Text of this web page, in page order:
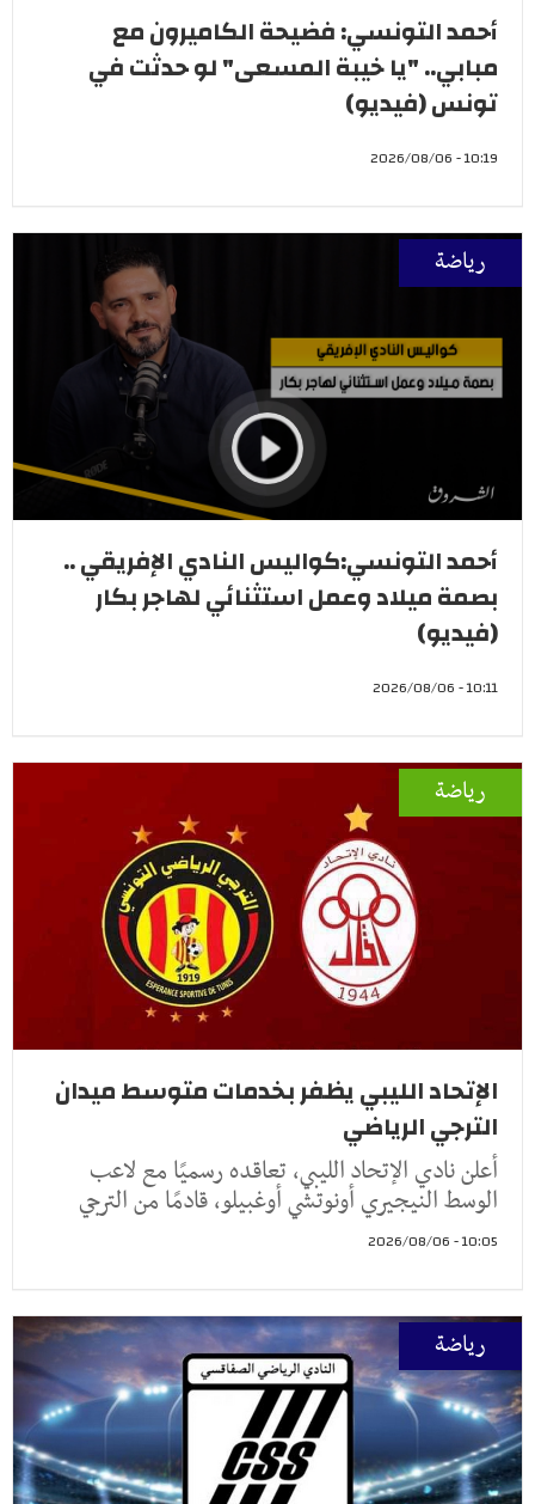
أحمد التونسي: فضيحة الكاميرون مع
مبابي.. "يا خيبة المسعى" لو حدثت في
تونس (فيديو)
10:19 - 2026/08/06
رياضة
أحمد التونسي:كواليس النادي الإفريقي ..
بصمة ميلاد وعمل استثنائي لهاجر بكار
(فيديو)
10:11 - 2026/08/06
رياضة
الإتحاد الليبي يظفر بخدمات متوسط ميدان
الترجي الرياضي
أعلن نادي الإتحاد الليبي، تعاقده رسميًا مع لاعب
الوسط النيجيري أونوتشي أوغبيلو، قادمًا من الترجي
10:05 - 2026/08/06
رياضة